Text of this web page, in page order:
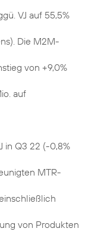
VJ auf 55,5%
Die M2M-
von +9,0%
auf
in Q3 22 (-0,8%
MTR-
von Produkten